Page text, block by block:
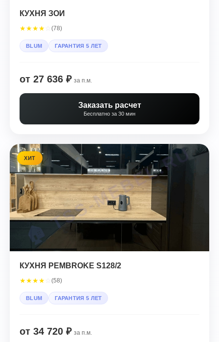
КУХНЯ ЗОИ
★★★★ (78)
BLUM ГАРАНТИЯ 5 ЛЕТ
от 27 636 ₽ за п.м.
Заказать расчет
Бесплатно за 30 мин
ХИТ
КУХНЯ PEMBROKE S128/2
★★★★ (58)
BLUM ГАРАНТИЯ 5 ЛЕТ
от 34 720 ₽ за п.м.